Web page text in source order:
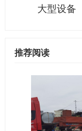
大型设备
推荐阅读